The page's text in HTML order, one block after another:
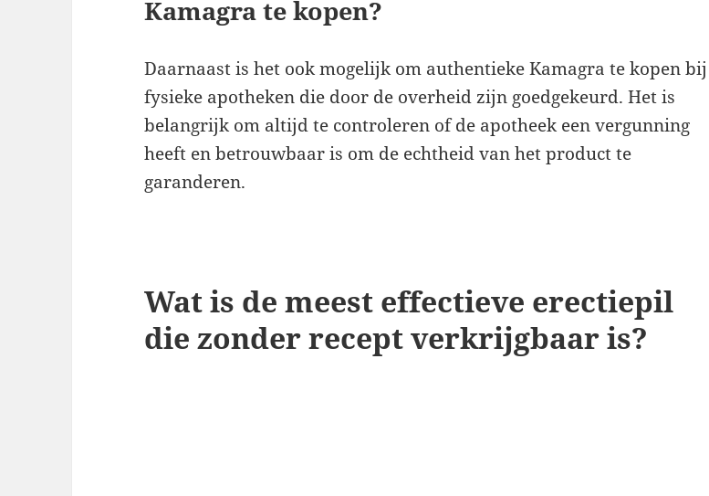
Kamagra te kopen?
Daarnaast is het ook mogelijk om authentieke Kamagra te kopen bij
fysieke apotheken die door de overheid zijn goedgekeurd. Het is
belangrijk om altijd te controleren of de apotheek een vergunning
heeft en betrouwbaar is om de echtheid van het product te
garanderen.
Wat is de meest effectieve erectiepil
die zonder recept verkrijgbaar is?